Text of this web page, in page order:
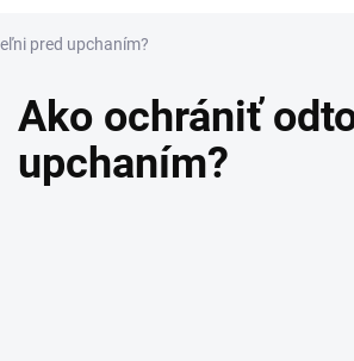
pred upchaním?
Ako ochrániť
upchaním?